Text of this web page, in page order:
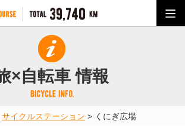
×自転車 情報
サイクルステーション > くにぎ広場